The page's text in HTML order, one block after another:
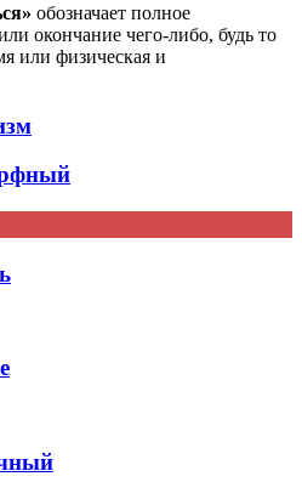
обозначает полное
окончание чего-либо, будь то
или физическая и